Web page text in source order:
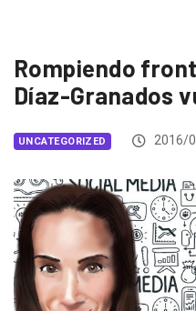
Rompiendo
Díaz-Granados
UNCATEGORIZED 2016/